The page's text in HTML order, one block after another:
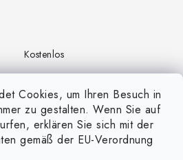
Cookies, um Ihren Besuch in
zu gestalten. Wenn Sie auf
erklären Sie sich mit der
gemäß der EU-Verordnung
Kostenlos
Kostenlos
€4,00